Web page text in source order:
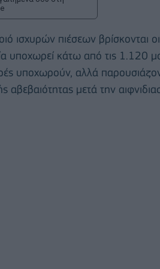
ισχυρών πιέσεων βρίσκονται
υποχωρεί κάτω από τις 1.120
υποχωρούν, αλλά
αβεβαιότητας μετά την